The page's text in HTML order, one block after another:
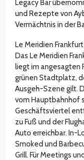
Legacy Bar
und Rezepte von
Vermächtnis in der
Le Meridien Frankfurt
Das Le Meridien
liegt im angesagten
grünen Stadtplatz,
Ausgeh-Szene gilt.
vom Hauptbahnhof
Geschäftsviertel
zu Fuß und der
Auto erreichbar. In-
Smoked und
Grill. Für Meetings